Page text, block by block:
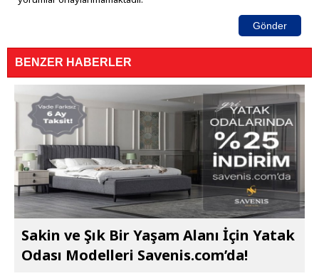
Gönder
BENZER HABERLER
Sakin ve Şık Bir Yaşam Alanı İçin Yatak
Odası Modelleri Savenis.com’da!